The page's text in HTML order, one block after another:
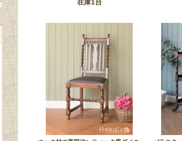
在庫1台